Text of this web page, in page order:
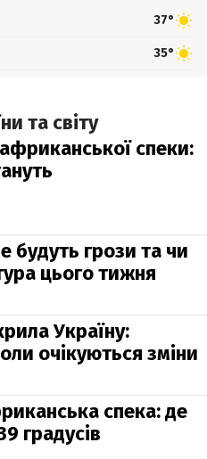
37°
35°
та світу
спеки:
будуть грози та чи
цього тижня
Україну:
очікуються зміни
спека: де
градусів